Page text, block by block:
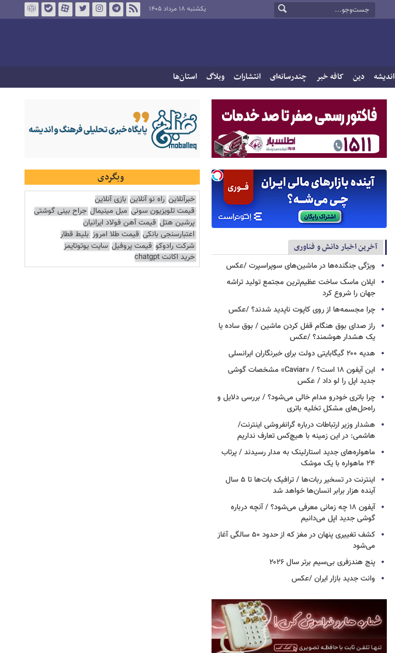
یکشنبه ۱۸ مرداد ۱۴۰۵
اندیشه دین کافه خبر چندرسانه‌ای انتشارات وبلاگ استان‌ها
آخرین اخبار دانش و فناوری
ویژگی جنگنده‌ها در ماشین‌های سوپراسپرت /عکس
ایلان ماسک ساخت عظیم‌ترین مجتمع تولید تراشه
جهان را شروع کرد
چرا مجسمه‌ها از روی کاپوت‌ ناپدید شدند؟ /عکس
راز صدای بوق هنگام قفل کردن ماشین / بوق ساده یا
یک هشدار هوشمند؟ /عکس
هدیه ۲۰۰ گیگابایتی دولت برای خبرنگاران ایرانسلی
این آیفون ۱۸ است؟ / «Caviar» مشخصات گوشی
جدید اپل را لو داد / عکس
چرا باتری خودرو مدام خالی می‌شود؟ / بررسی دلایل و
راه‌حل‌های مشکل تخلیه باتری
هشدار وزیر ارتباطات درباره گرانفروشی اینترنت/
هاشمی: در این زمینه با هیچ‌کس تعارف نداریم
ماهواره‌های جدید استارلینک به مدار رسیدند / پرتاب
۲۴ ماهواره با یک موشک
اینترنت در تسخیر ربات‌ها / ترافیک بات‌ها تا ۵ سال
آینده هزار برابر انسان‌ها خواهد شد
آیفون ۱۸ چه زمانی معرفی می‌شود؟ / آنچه درباره
گوشی جدید اپل می‌دانیم
کشف تغییری پنهان در مغز که از حدود ۵۰ سالگی آغاز
می‌شود
پنج هندزفری بی‌سیم برتر سال ۲۰۲۶
وانت جدید بازار ایران /عکس
وبگردی
خبرآنلاین راه نو آنلاین بازی آنلاین
قیمت تلویزیون سونی مبل مینیمال جراح بینی گوشتی
پرشین هتل قیمت آهن فولاد ایرانیان
اعتبارسنجی بانکی قیمت طلا امروز بلیط قطار
شرکت رادوکو قیمت پروفیل سایت یوتوتایمز
خرید اکانت chatgpt